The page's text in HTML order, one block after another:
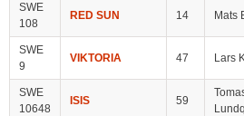
SWE
108
RED SUN 14 Mats
SWE
9
VIKTORIA 47 Lars
SWE
10648
ISIS 59